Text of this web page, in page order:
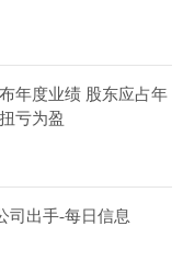
年度业绩 股东应占年
亏为盈
司出手-每日信息